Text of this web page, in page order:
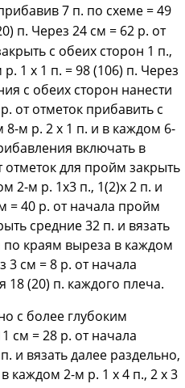
7 п. по схеме = 49
п. Через 24 см = 62 р. от
с обеих сторон 1 п.,
1 х 1 п. = 98 (106) п. Через
с обеих сторон нанести
от отметок прибавить с
8-м р. 2 х 1 п. и в каждом 6-
включать в
отметок для пройм закрыть
2-м р. 1x3 п., 1(2)х 2 п. и
= 40 р. от начала пройм
средние 32 п. и вязать
по краям выреза в каждом
3 см = 8 р. от начала
18 (20) п. каждого плеча.
с более глубоким
см = 28 р. от начала
и вязать далее раздельно,
каждом 2-м р. 1 x 4 п., 2 x 3